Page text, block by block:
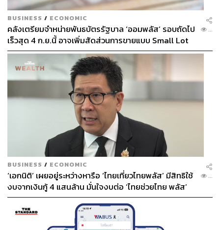
BUSINESS / ECONOMIC
คลังเตรียมจำหน่ายพันธบัตรรัฐบาล ‘ออมพลัส’ รอบถัดไป
เร็วสุด 4 ก.ย.นี้ อาจเพิ่มสัดส่วนการขายแบบ Small Lot
First มากขึ้น
...
BUSINESS / ECONOMIC
‘เอกนิติ’ เผยอยู่ระหว่างหารือ ‘ไทยเที่ยวไทยพลัส’ มีสิทธิใช้
งบจากเงินกู้ 4 แสนล้าน มั่นใจงบต่อ ‘ไทยช่วยไทย พลัส’
เฟส 2 มีเพียงพอ
...